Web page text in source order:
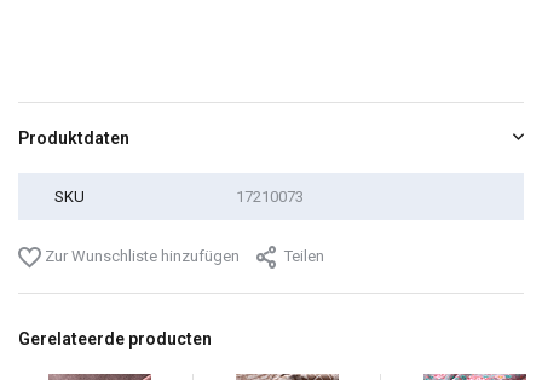
Produktdaten
SKU 17210073
Zur Wunschliste hinzufügen Teilen
Gerelateerde producten